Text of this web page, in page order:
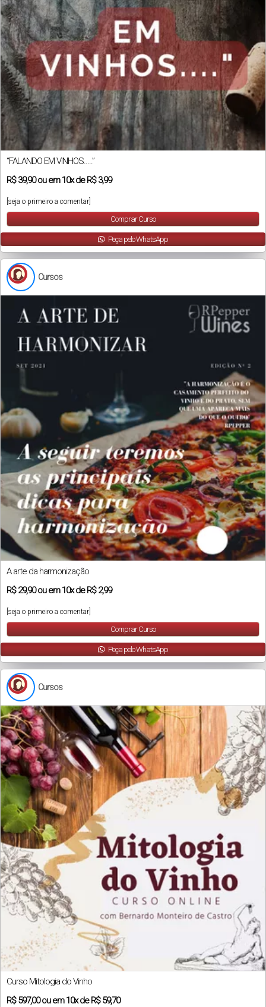
“FALANDO EM VINHOS…..”
R$39,90ou em10xde R$ 3,99
[seja o primeiro a comentar]
Comprar Curso
Peça pelo WhatsApp
Cursos
A arte da harmonização
R$29,90ou em10xde R$ 2,99
[seja o primeiro a comentar]
Comprar Curso
Peça pelo WhatsApp
Cursos
Curso Mitologia do Vinho
R$597,00ou em10xde R$ 59,70